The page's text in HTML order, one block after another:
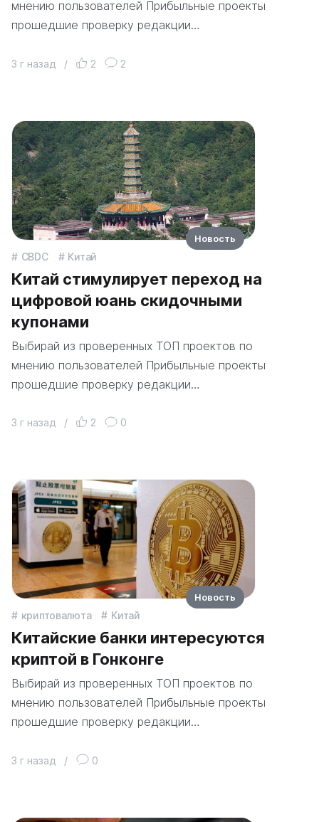
мнению пользователей Прибыльные проекты
прошедшие проверку редакции…
3 г назад / 2 2
CBDC Китай
Китай стимулирует переход на
цифровой юань скидочными
купонами
Выбирай из проверенных ТОП проектов по
мнению пользователей Прибыльные проекты
прошедшие проверку редакции…
3 г назад / 2 0
Новость
криптовалюта Китай
Китайские банки интересуются
криптой в Гонконге
Выбирай из проверенных ТОП проектов по
мнению пользователей Прибыльные проекты
прошедшие проверку редакции…
3 г назад / 0
Новость